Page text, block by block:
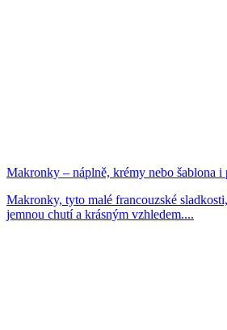
Makronky – náplně, krémy nebo šablona i
Makronky, tyto malé francouzské
jemnou chutí a krásným vzhledem....